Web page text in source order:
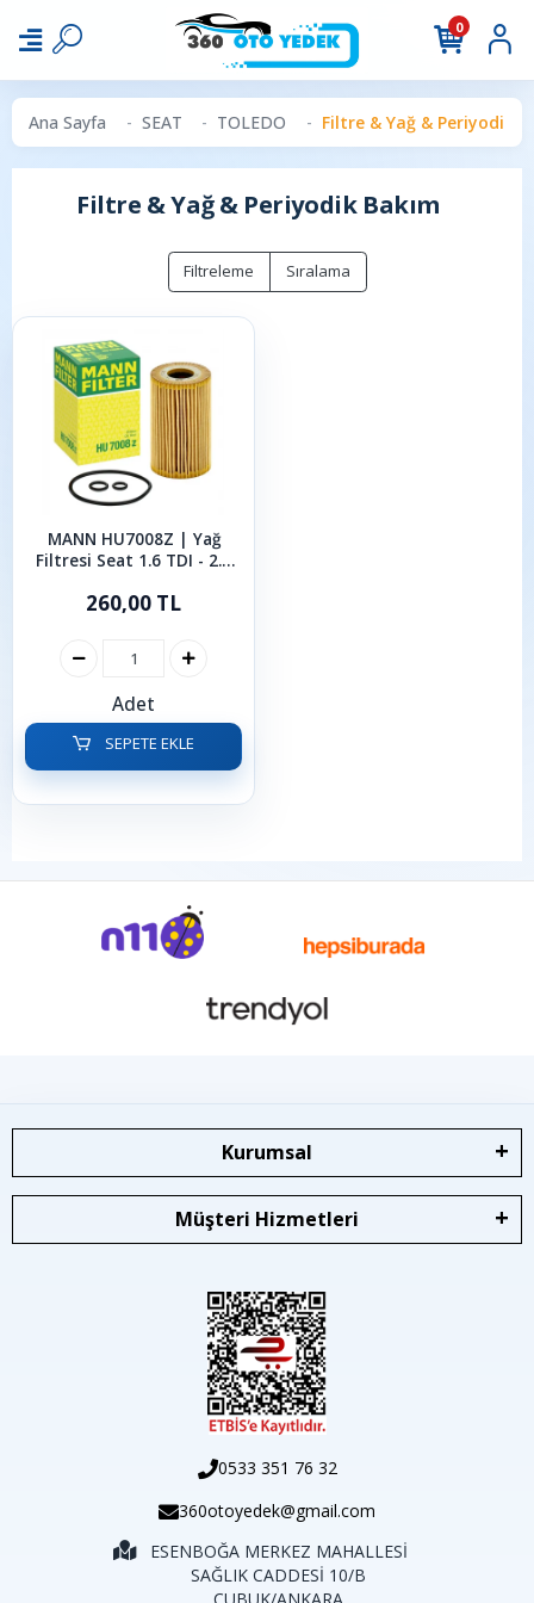
0
Ana Sayfa SEAT TOLEDO Filtre & Yağ & Periyodik
Filtre & Yağ & Periyodik Bakım
Filtreleme Sıralama
MANN HU7008Z | Yağ
Filtresi Seat 1.6 TDI - 2.0
260,00 TL
Adet
SEPETE EKLE
Kurumsal
Müşteri Hizmetleri
0533 351 76 32
360otoyedek@gmail.com
ESENBOĞA MERKEZ MAHALLESİ
SAĞLIK CADDESİ 10/B